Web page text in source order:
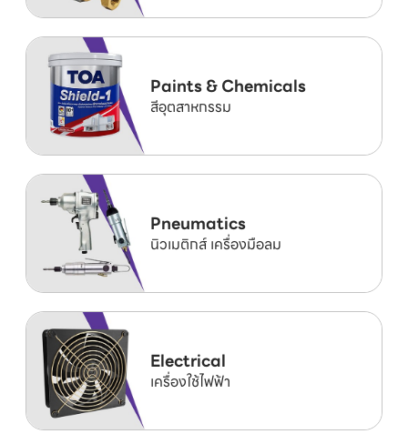
Paints & Chemicals
สีอุตสาหกรรม
Pneumatics
นิวเมติกส์ เครื่องมือลม
Electrical
เครื่องใช้ไฟฟ้า